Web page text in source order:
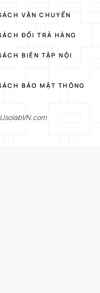
VẬN CHUYỂN
ĐỔI TRẢ HÀNG
BIÊN TẬP NỘI
BẢO MẬT THÔNG